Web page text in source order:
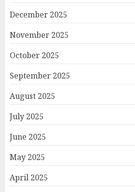
December 2025
November 2025
October 2025
September 2025
August 2025
July 2025
June 2025
May 2025
April 2025